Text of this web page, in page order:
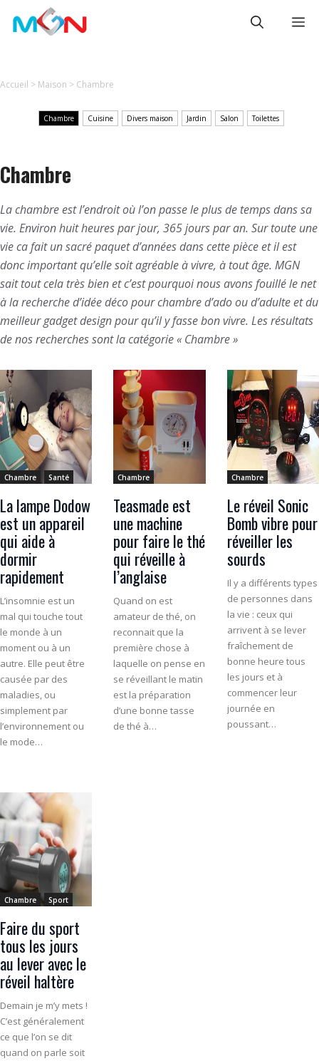
au
Accueil > Maison > Chambre
Chambre Cuisine Divers maison Jardin Salon Toilettes
Chambre
La chambre est l’endroit où l’on passe le plus de temps dans sa
vie. Environ huit heures par jour, 365 jours par an. Sur toute une
vie ca fait un sacré paquet d’années dans cette pièce et il est
donc important qu’elle soit agréable à vivre, à tout âge. MGN
sait tout cela très bien et c’est pourquoi nous avons fouillé le net
à la recherche d’idée déco pour chambre d’ado ou d’adulte et du
meilleur gadget design pour qu’il y fasse bon vivre. Les résultats
de nos recherches sont la catégorie « Chambre »
Chambre Santé
La lampe Dodow
est un appareil
qui aide à
dormir
rapidement
L’insomnie est un
mal qui touche tout
le monde à un
moment ou à un
autre. Elle peut être
causée par des
maladies, ou
simplement par
l’environnement ou
le mode…
Chambre
Teasmade est
une machine
pour faire le thé
qui réveille à
l’anglaise
Quand on est
amateur de thé, on
reconnait que la
première chose à
laquelle on pense en
se réveillant le matin
est la préparation
d’une bonne tasse
de thé à…
Chambre
Le réveil Sonic
Bomb vibre pour
réveiller les
sourds
Il y a différents types
de personnes dans
la vie : ceux qui
arrivent à se lever
fraîchement de
bonne heure tous
les jours et à
commencer leur
journée en
poussant…
Chambre Sport
Faire du sport
tous les jours
au lever avec le
réveil haltère
Demain je m’y mets !
C’est généralement
ce que l’on se dit
quand on parle soit